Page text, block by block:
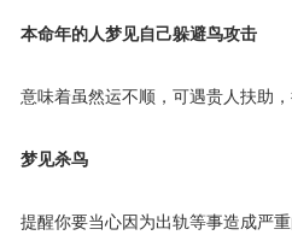
本命年的人梦见自己躲避鸟攻击
意味着虽然运不顺，可遇贵人扶助，
梦见杀鸟
提醒你要当心因为出轨等事造成严重